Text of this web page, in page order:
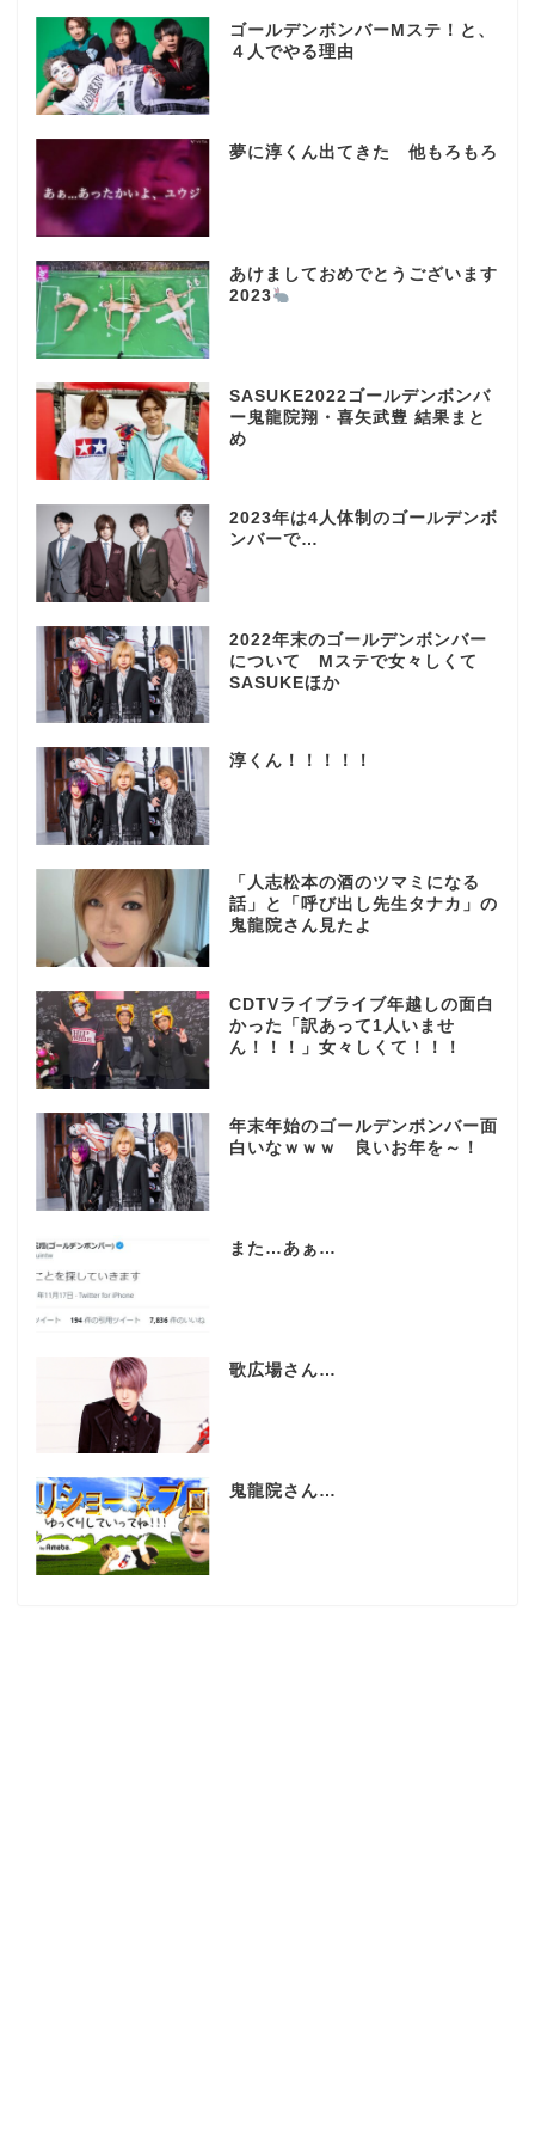
ゴールデンボンバーMステ！と、
４人でやる理由
夢に淳くん出てきた 他もろもろ
あけましておめでとうございます
2023
SASUKE2022ゴールデンボンバ
ー鬼龍院翔・喜矢武豊 結果まと
め
2023年は4人体制のゴールデンボ
ンバーで…
2022年末のゴールデンボンバー
について Mステで女々しくて
SASUKEほか
淳くん！！！！！
「人志松本の酒のツマミになる
話」と「呼び出し先生タナカ」の
鬼龍院さん見たよ
CDTVライブライブ年越しの面白
かった「訳あって1人いませ
ん！！！」女々しくて！！！
年末年始のゴールデンボンバー面
白いなｗｗｗ 良いお年を～！
また…あぁ…
歌広場さん…
鬼龍院さん…